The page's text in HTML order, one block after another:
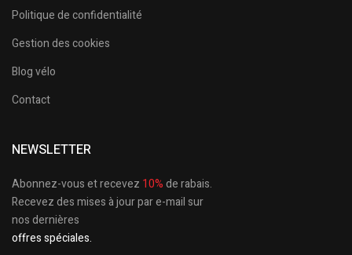
Politique de confidentialité
Gestion des cookies
Blog vélo
Contact
NEWSLETTER
Abonnez-vous et recevez 10%de rabais.
Recevez des mises à jour par e-mail sur
nos dernières
offres spéciales.